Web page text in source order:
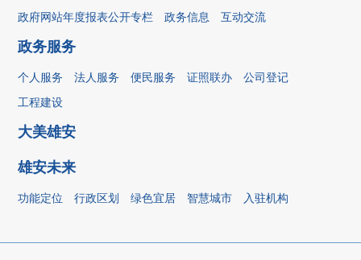
政府网站年度报表公开专栏
政务信息 互动交流
政务服务
个人服务 法人服务 便民服务 证照联办
公司登记
工程建设
大美雄安
雄安未来
功能定位 行政区划 绿色宜居 智慧城市 入驻机构